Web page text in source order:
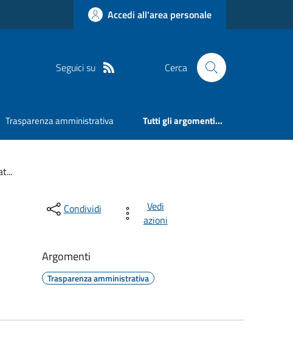
Accedi all'area personale
Seguici su Cerca
Trasparenza amministrativa Tutti gli argomenti...
Condividi
Vedi
azioni
Argomenti
Trasparenza amministrativa